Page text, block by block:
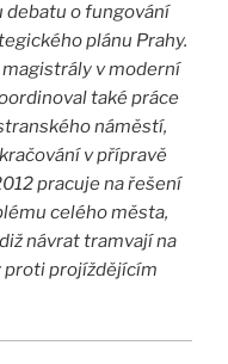
debatu o fungování
plánu Prahy.
v moderní
také práce
náměstí,
v přípravě
pracuje na řešení
celého města,
návrat tramvají na
proti projíždějícím